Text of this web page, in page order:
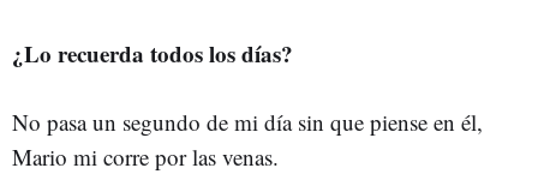
¿Lo recuerda todos los días?
No pasa un segundo de mi día sin que piense en él,
Mario mi corre por las venas.